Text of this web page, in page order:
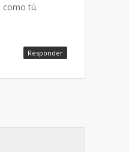
como tú.
Responder